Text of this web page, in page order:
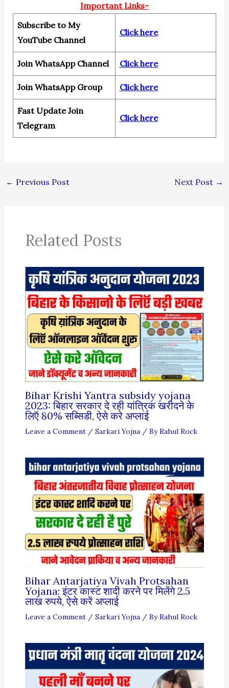
Important Links-
Subscribe to My
YouTube Channel
Click here
Join WhatsApp Channel Click here
Join WhatsApp Group Click here
Fast Update Join
Telegram
Click here
← Previous Post Next Post →
Related Posts
Bihar Krishi Yantra subsidy yojana
2023: बिहार सरकार दे रही यांत्रिक खरीदने के
लिऍ 80% सब्सिडी, ऐसे करे अप्लाई
Leave a Comment / Sarkari Yojna/ ByRahul Rock
Bihar Antarjatiya Vivah Protsahan
Yojana: इंटर कास्ट शादी करने पर मिलेंगे 2.5
लाख रुपये, ऐसे करें अप्लाई
Leave a Comment / Sarkari Yojna/ ByRahul Rock